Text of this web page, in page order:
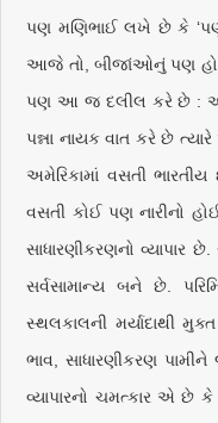
પણ મણિભાઈ લખે છે કે ‘પણ
આજે તો, બીજાંઓનું પણ હોઈ
પણ આ જ દલીલ કરે છે : આ
પન્ના નાયક વાત કરે છે
અમેરિકામાં વસતી ભારતીય
વસતી કોઈ પણ નારીનો
સાધારણીકરણનો વ્યાપાર
સર્વસામાન્ય બને છે.
સ્થલકાલની મર્યાદાથી
ભાવ, સાધારણીકરણ
વ્યાપારનો ચમત્કાર એ છે કે